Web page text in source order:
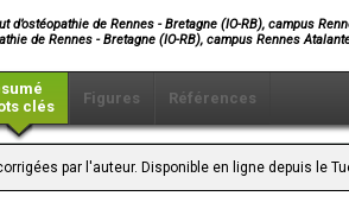
de Rennes - Bretagne (IO-RB), campus
de Rennes - Bretagne (IO-RB), campus Rennes
clés
Figures Références
par l'auteur. Disponible en ligne depuis le